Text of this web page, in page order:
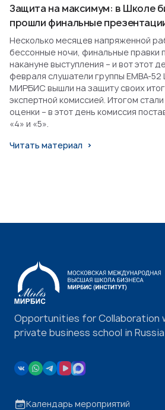
Защита на максимум: в Школе
прошли финальные
Несколько месяцев напряженной
бессонные ночи, финальные правки
накануне выступления – и вот этот
февраля слушатели группы EMBA-
МИРБИС вышли на защиту своих
экспертной комиссией. Итогом
оценки – в этот день комиссия
«4» и «5».
Читать материал
Opportunities for Collaboration
private business school in Russia
Календарь мероприятий